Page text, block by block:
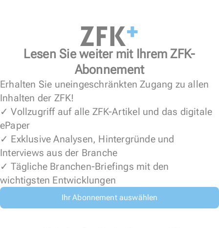
Lesen Sie weiter mit Ihrem ZFK-
Abonnement
Erhalten Sie uneingeschränkten Zugang zu allen
Inhalten der ZFK!
✓ Vollzugriff auf alle ZFK-Artikel und das digitale
ePaper
✓ Exklusive Analysen, Hintergründe und
Interviews aus der Branche
✓ Tägliche Branchen-Briefings mit den
wichtigsten Entwicklungen
Ihr Abonnement auswählen